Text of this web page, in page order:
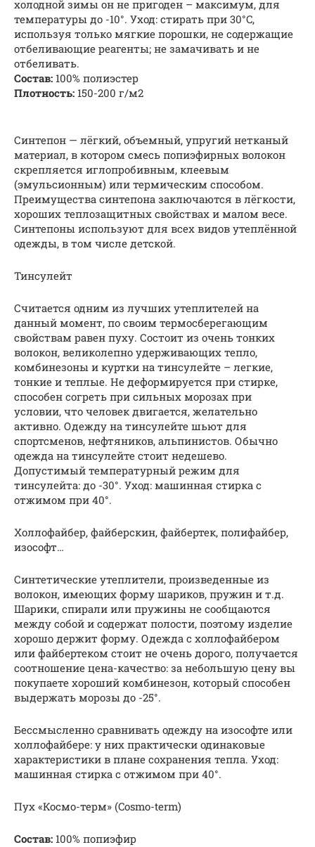
холодной зимы он не пригоден – максимум, для
температуры до -10°. Уход: стирать при 30°C,
используя только мягкие порошки, не содержащие
отбеливающие реагенты; не замачивать и не
отбеливать.
Состав: 100% полиэстер
Плотность: 150-200 г/м2
Синтепон — лёгкий, объемный, упругий нетканый
материал, в котором смесь попиэфирных волокон
скрепляется иглопробивным, клеевым
(эмульсионным) или термическим способом.
Преимущества синтепона заключаются в лёгкости,
хороших теплозащитных свойствах и малом весе.
Синтепоны используют для всех видов утеплённой
одежды, в том числе детской.
Тинсулейт
Считается одним из лучших утеплителей на
данный момент, по своим термосберегающим
свойствам равен пуху. Состоит из очень тонких
волокон, великолепно удерживающих тепло,
комбинезоны и куртки на тинсулейте – легкие,
тонкие и теплые. Не деформируется при стирке,
способен согреть при сильных морозах при
условии, что человек двигается, желательно
активно. Одежду на тинсулейте шьют для
спортсменов, нефтяников, альпинистов. Обычно
одежда на тинсулейте стоит недешево.
Допустимый температурный режим для
тинсулейта: до -30°. Уход: машинная стирка с
отжимом при 40°.
Холлофайбер, файберскин, файбертек, полифайбер,
изософт…
Синтетические утеплители, произведенные из
волокон, имеющих форму шариков, пружин и т.д.
Шарики, спирали или пружины не сообщаются
между собой и содержат полости, поэтому изделие
хорошо держит форму. Одежда с холлофайбером
или файбертеком стоит не очень дорого, получается
соотношение цена-качество: за небольшую цену вы
покупаете хороший комбинезон, который способен
выдержать морозы до -25°.
Бессмысленно сравнивать одежду на изософте или
холлофайбере: у них практически одинаковые
характеристики в плане сохранения тепла. Уход:
машинная стирка с отжимом при 40°.
Пух «Космо-терм» (Cosmo-term)
Состав: 100% попиэфир